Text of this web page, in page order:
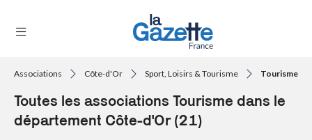
RÉGIONS
Associations Côte-d'Or Sport, Loisirs & Tourisme Tourisme
Toutes les associations Tourisme dans le
département Côte-d'Or (21)